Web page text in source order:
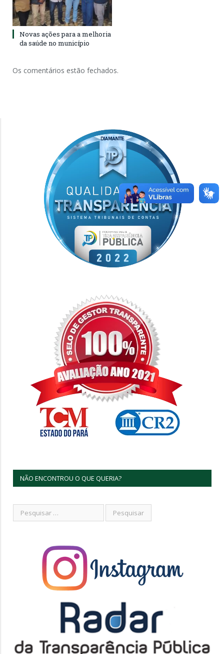
Novas ações para a melhoria
da saúde no município
Os comentários estão fechados.
NÃO ENCONTROU O QUE QUERIA?